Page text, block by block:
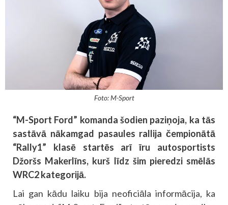
Foto: M-Sport
“M-Sport Ford” komanda šodien paziņoja, ka tās
sastāvā nākamgad pasaules rallija čempionātā
“Rally1” klasē startēs arī īru autosportists
Džoršs Makerlīns, kurš līdz šim pieredzi smēlās
WRC2 kategorijā.
Lai gan kādu laiku bija neoficiāla informācija, ka